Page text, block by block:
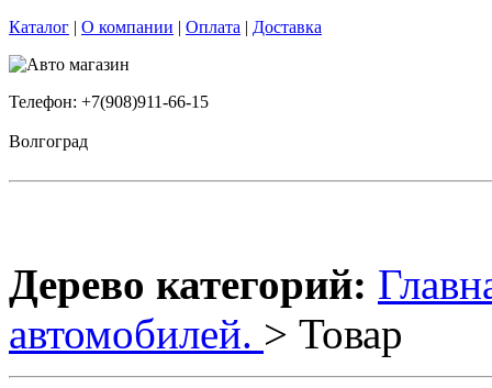
Каталог | О компании | Оплата | Доставка
Телефон: +7(908)911-66-15
Волгоград
Дерево категорий:
автомобилей. > Товар